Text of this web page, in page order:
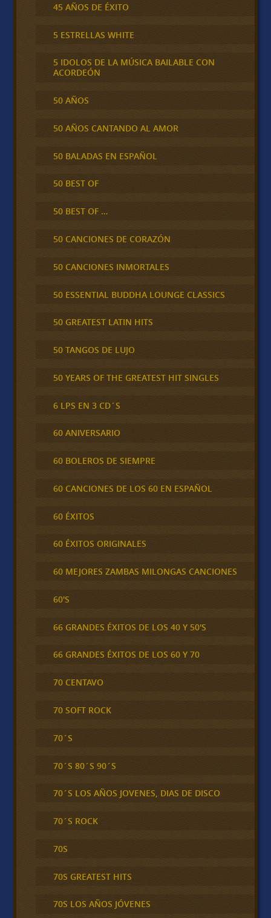
45 AÑOS DE ÉXITO
5 ESTRELLAS WHITE
5 IDOLOS DE LA MÚSICA BAILABLE CON
ACORDEÓN
50 AÑOS
50 AÑOS CANTANDO AL AMOR
50 BALADAS EN ESPAÑOL
50 BEST OF
50 BEST OF …
50 CANCIONES DE CORAZÓN
50 CANCIONES INMORTALES
50 ESSENTIAL BUDDHA LOUNGE CLASSICS
50 GREATEST LATIN HITS
50 TANGOS DE LUJO
50 YEARS OF THE GREATEST HIT SINGLES
6 LPS EN 3 CD´S
60 ANIVERSARIO
60 BOLEROS DE SIEMPRE
60 CANCIONES DE LOS 60 EN ESPAÑOL
60 ÉXITOS
60 ÉXITOS ORIGINALES
60 MEJORES ZAMBAS MILONGAS CANCIONES
60'S
66 GRANDES ÉXITOS DE LOS 40 Y 50'S
66 GRANDES ÉXITOS DE LOS 60 Y 70
70 CENTAVO
70 SOFT ROCK
70´S
70´S 80´S 90´S
70´S LOS AÑOS JOVENES, DIAS DE DISCO
70´S ROCK
70S
70S GREATEST HITS
70S LOS AÑOS JÓVENES